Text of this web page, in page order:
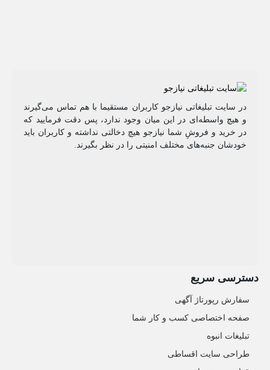
در سایت تبلیغاتی نیازجو کاربران مستقیما با هم تماس می‌گیرند
و هیچ واسطه‌ای در این میان وجود ندارد، پس دقت فرمایید که
در خرید و فروشِ شما نیازجو هیچ دخالتی نداشته و کاربران باید
خودشان جنبه‌های مختلف امنیتی را در نظر بگیرند.
دسترسی سریع
سفارش رپورتاژ آگهی
صفحه اختصاصی کسب و کار شما
تبلیغات انبوه
طراحی سایت اقساطی